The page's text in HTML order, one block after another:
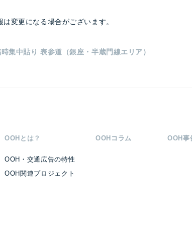
は変更になる場合がございます。
集中貼り 表参道（銀座・半蔵門線エリア）
OOHとは？
OOH・交通広告の特性
OOH関連プロジェクト
OOHコラム OOH事